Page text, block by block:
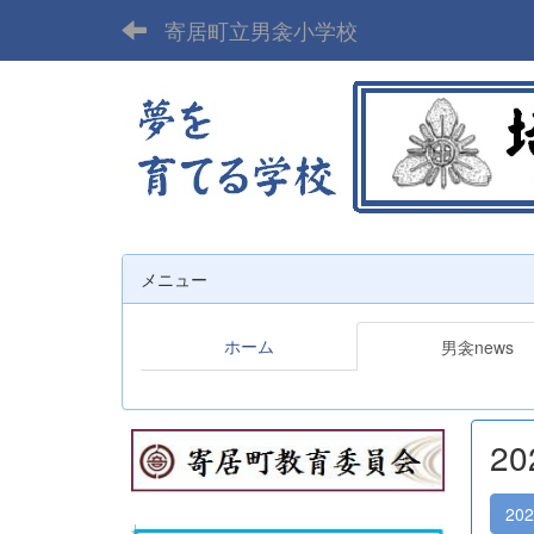
寄居町立男衾小学校
メニュー
ホーム 男衾news